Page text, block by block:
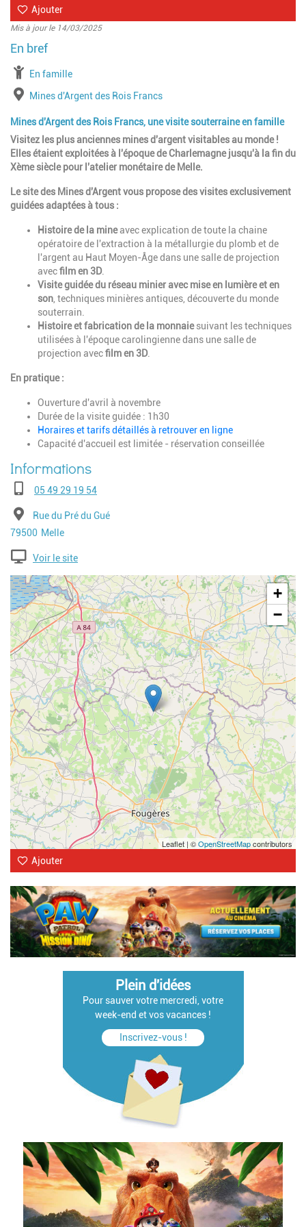
Ajouter
Mis à jour le 14/03/2025
à partir de
En famille
Lieu
Mines d'Argent des Rois Francs
Mines d'Argent des Rois Francs, une visite souterraine en famille
Visitez les plus anciennes mines d'argent visitables au monde !
Elles étaient exploitées à l'époque de Charlemagne jusqu'à la fin du
Xème siècle pour l'atelier monétaire de Melle.
Le site des Mines d'Argent vous propose des visites exclusivement
guidées adaptées à tous :
Histoire de la mineavec explication de toute la chaine
opératoire de l'extraction à la métallurgie du plomb et de
l'argent au Haut Moyen-Âge dans une salle de projection
avecfilm en 3D
Visite guidée du réseau minier avec mise en lumière et en
son , techniques minières antiques, découverte du monde
souterrain.
Histoire et fabrication de la monnaiesuivant les techniques
utilisées à l'époque carolingienne dans une salle de
projection avecfilm en 3D
En pratique :
Ouverture d'avril à novembre
Durée de la visite guidée : 1h30
Horaires et tarifs détaillés à retrouver en ligne
Capacité d'accueil est limitée - réservation conseillée
Téléphone05 49 29 19 54
AdresseRue du Pré du Gué
Code postal
79500 Ville
Melle
Voir le site
Geolocalisation
+
−
Leaflet | ©OpenStreetMapcontributors
Ajouter
Plein d'idées
Pour sauver votre mercredi, votre
week-end et vos vacances !
Inscrivez-vous !